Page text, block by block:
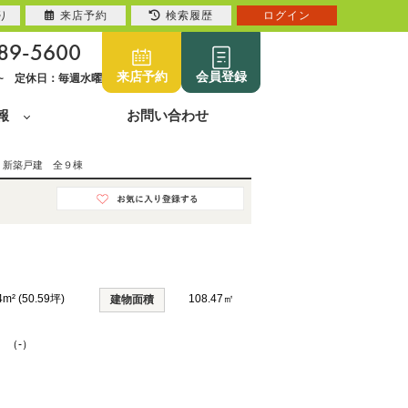
5600
定休日：毎週水曜 来店予約 会員登録
お問い合わせ
新築戸建 全９棟
(50.59坪) 建物面積 108.47㎡
-）
来店予約 検索履歴 ログイン